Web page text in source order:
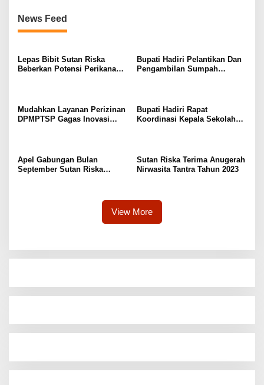
News Feed
Lepas Bibit Sutan Riska
Beberkan Potensi Perikanan
Bupati Hadiri Pelantikan Dan
Pengambilan Sumpah
Mudahkan Layanan Perizinan
DPMPTSP Gagas Inovasi
Bupati Hadiri Rapat
Koordinasi Kepala Sekolah
Apel Gabungan Bulan
September Sutan Riska
Sutan Riska Terima Anugerah
Nirwasita Tantra Tahun 2023
View More